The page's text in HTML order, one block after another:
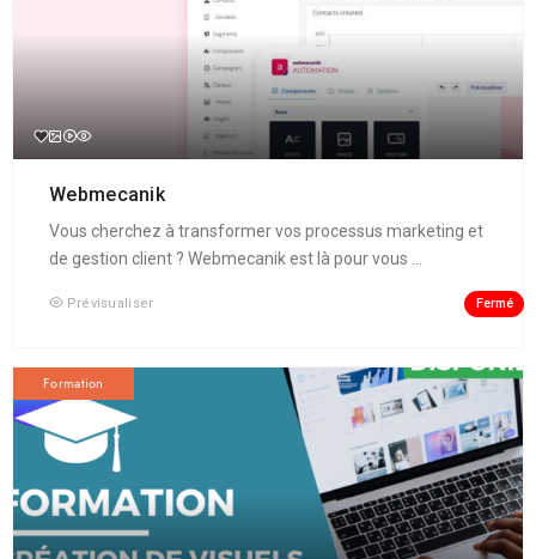
Webmecanik
Vous cherchez à transformer vos processus marketing et
de gestion client ? Webmecanik est là pour vous ...
Prévisualiser Fermé
Formation